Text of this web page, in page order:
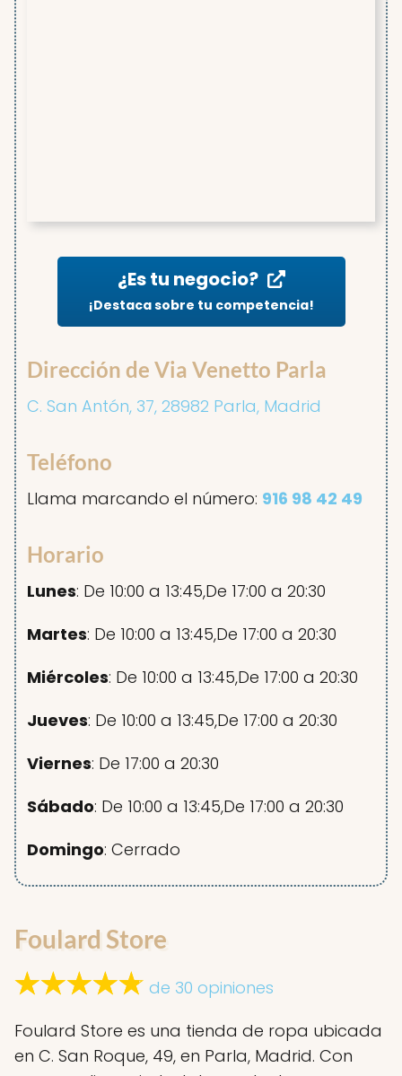
¿Es tu negocio?
¡Destaca sobre tu competencia!
Dirección de Via Venetto Parla
C. San Antón, 37, 28982 Parla, Madrid
Teléfono
Llama marcando el número: 916 98 42 49
Horario
Lunes: De 10:00 a 13:45,De 17:00 a 20:30
Martes: De 10:00 a 13:45,De 17:00 a 20:30
Miércoles: De 10:00 a 13:45,De 17:00 a 20:30
Jueves: De 10:00 a 13:45,De 17:00 a 20:30
Viernes: De 17:00 a 20:30
Sábado: De 10:00 a 13:45,De 17:00 a 20:30
Domingo: Cerrado
Foulard Store
de 30 opiniones
Foulard Store es una tienda de ropa ubicada
en C. San Roque, 49, en Parla, Madrid. Con